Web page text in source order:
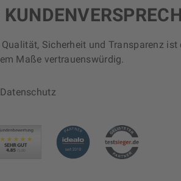
Sicherheit und Transparenz ist
Maße vertrauenswürdig.